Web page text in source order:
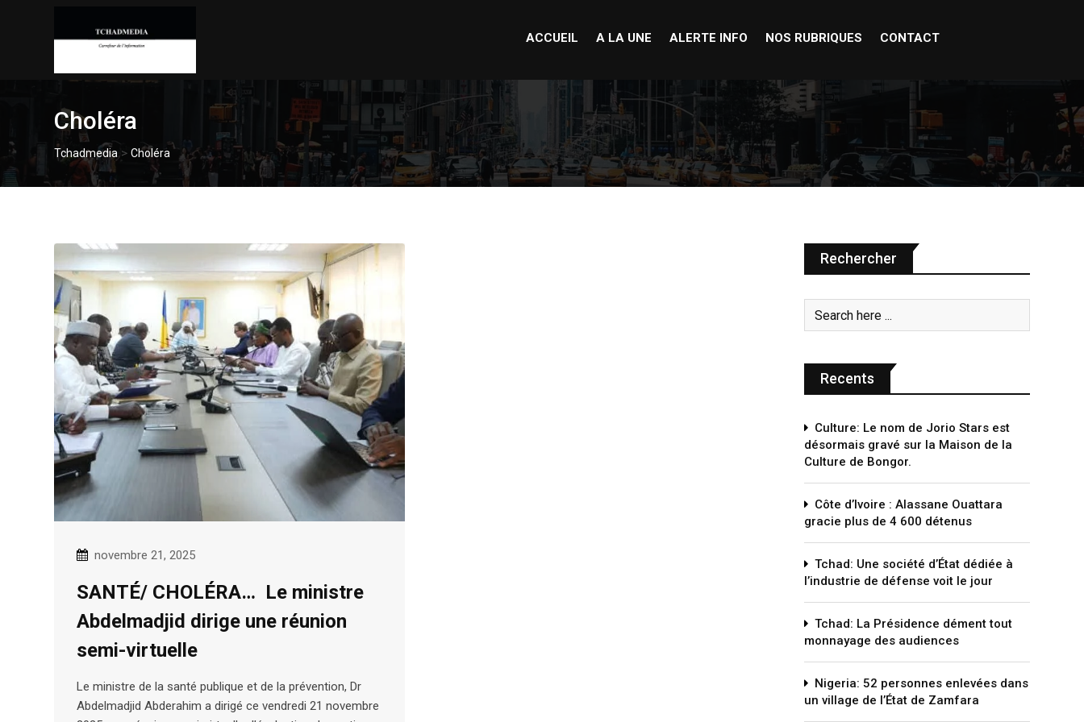
ACCUEIL A LA UNE ALERTE INFO NOS RUBRIQUES CONTACT
Choléra
Tchadmedia> Choléra
novembre 21, 2025
SANTÉ/ CHOLÉRA… Le ministre
Abdelmadjid dirige une réunion
semi-virtuelle
Le ministre de la santé publique et de la prévention, Dr
Abdelmadjid Abderahim a dirigé ce vendredi 21 novembre
Rechercher
Recents
Culture: Le nom de Jorio Stars est
désormais gravé sur la Maison de la
Culture de Bongor.
Côte d’Ivoire : Alassane Ouattara
gracie plus de 4 600 détenus
Tchad: Une société d’État dédiée à
l’industrie de défense voit le jour
Tchad: La Présidence dément tout
monnayage des audiences
Nigeria: 52 personnes enlevées dans
un village de l’État de Zamfara